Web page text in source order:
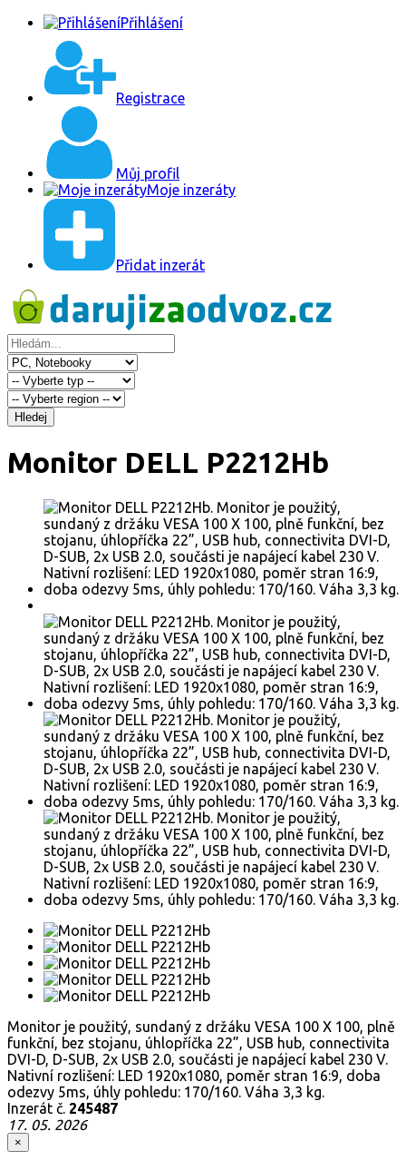
Přihlášení
Registrace
Můj profil
Moje inzeráty
Přidat inzerát
Hledej
Monitor DELL P2212Hb
Monitor je použitý, sundaný z držáku VESA 100 X 100, plně
funkční, bez stojanu, úhlopříčka 22”, USB hub, connectivita
DVI-D, D-SUB, 2x USB 2.0, součásti je napájecí kabel 230 V.
Nativní rozlišení: LED 1920x1080, poměr stran 16:9, doba
odezvy 5ms, úhly pohledu: 170/160. Váha 3,3 kg.
Inzerát č. 245487
17. 05. 2026
×